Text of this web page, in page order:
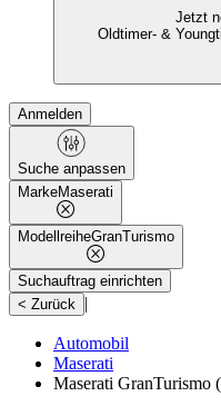
Jetzt
Oldtimer- &
Anmelden
Suche anpassen
MarkeMaserati
ModellreiheGranTurismo
Suchauftrag einrichten
< Zurück |
Automobil
Maserati
Maserati GranTurismo